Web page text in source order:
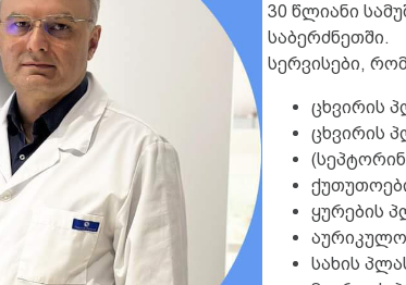
30 წლიანი
საბერძნეთში.
სერვისები,
ცხვირის
ცხვირის
ყურების
სახის